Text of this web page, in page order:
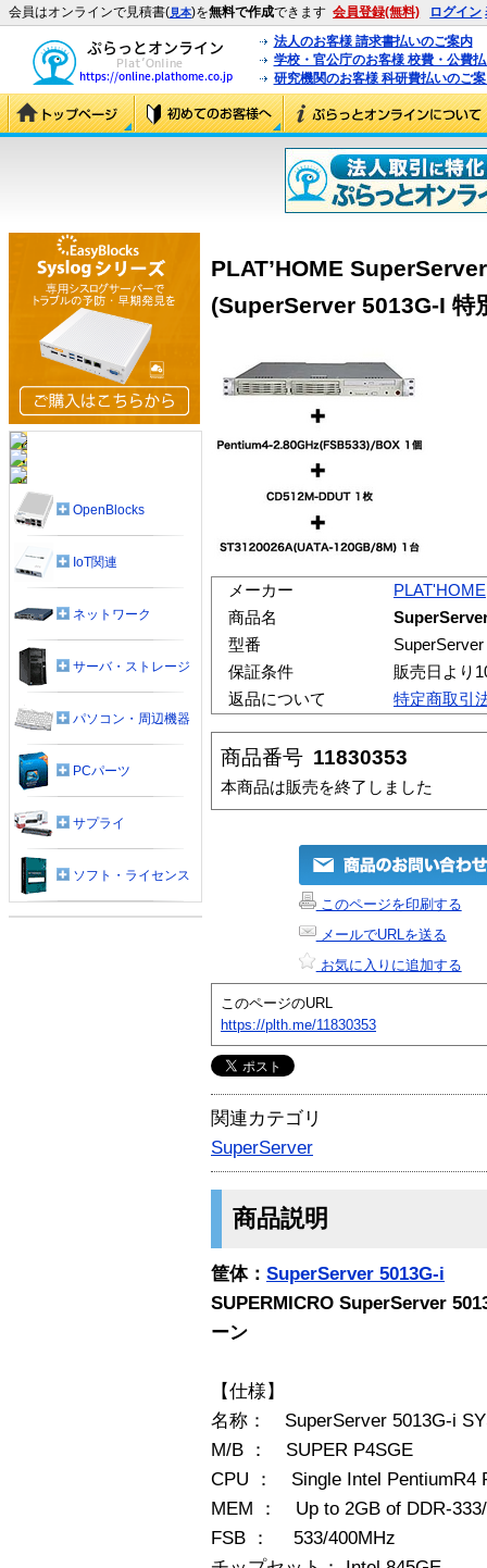
会員はオンラインで見積書(見本)を無料で作成できます 会員登録(無料) ログイン
法人のお客様 請求書払いのご案内
学校・官公庁のお客様 校費・公費
研究機関のお客様 科研費払いのご
PLAT’HOME
(SuperServer 5013G-I 特
メーカー
PLAT'HOME
商品名
型番
保証条件
販売日より
返品について
特定商取引
商品番号 11830353
本商品は販売を終了しました
このページを印刷する
メールでURLを送る
お気に入りに追加する
このページのURL
https://plth.me/11830353
関連カテゴリ
SuperServer
商品説明
筐体： SuperServer 5013G-i
SUPERMICRO SuperServer
ーン
【仕様】
名称： SuperServer 5013G-i
M/B ： SUPER P4SGE
CPU ： Single Intel PentiumR4
MEM ： Up to 2GB of DDR-
FSB ： 533/400MHz
OpenBlocks
IoT関連
ネットワーク
サーバ・ストレージ
パソコン・周辺機器
PCパーツ
サプライ
ソフト・ライセンス